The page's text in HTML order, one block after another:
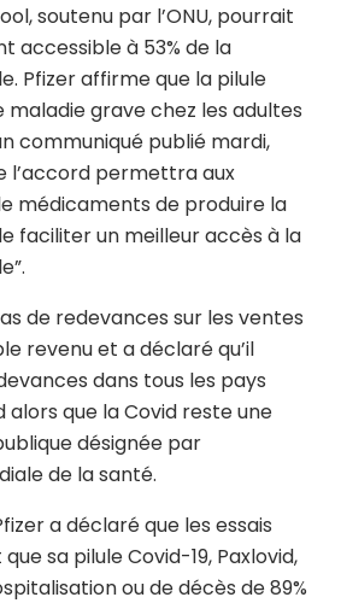
soutenu par l’ONU, pourrait
accessible à 53% de la
Pfizer affirme que la pilule
maladie grave chez les adultes
communiqué publié mardi,
l’accord permettra aux
médicaments de produire la
faciliter un meilleur accès à la
de redevances sur les ventes
revenu et a déclaré qu’il
dans tous les pays
alors que la Covid reste une
désignée par
de la santé.
a déclaré que les essais
sa pilule Covid-19, Paxlovid,
ou de décès de 89%